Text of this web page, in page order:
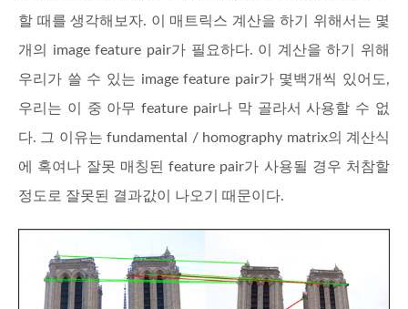
할 때를 생각해보자. 이 매트릭스 계산을 하기 위해서는 몇
개의 image feature pair가 필요하다. 이 계산을 하기 위해
우리가 쓸 수 있는 image feature pair가 몇백개씩 있어도,
우리는 이 중 아무 feature pair나 막 골라서 사용할 수 없
다. 그 이유는 fundamental / homography matrix의 계산식
에 혹여나 잘못 매칭된 feature pair가 사용될 경우 처참할
정도로 잘못된 결과값이 나오기 때문이다.